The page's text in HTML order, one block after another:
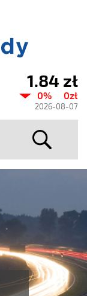
1.84 zł
0% 0zł
2026-08-07